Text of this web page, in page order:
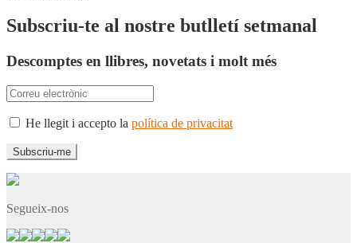
Subscriu-te al nostre butlletí setmanal
Descomptes en llibres, novetats i molt més
He llegit i accepto la política de privacitat
Segueix-nos